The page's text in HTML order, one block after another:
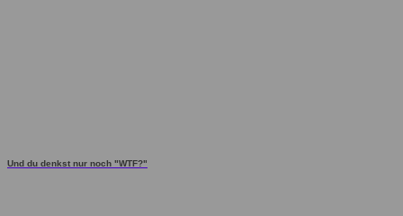
Und du denkst nur noch "WTF?"